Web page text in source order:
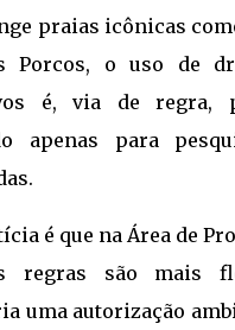
praias icônicas
Porcos, o uso de
é, via de regra,
apenas para
é que na Área de
regras são mais
uma autorização